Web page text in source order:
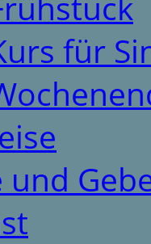
für
und